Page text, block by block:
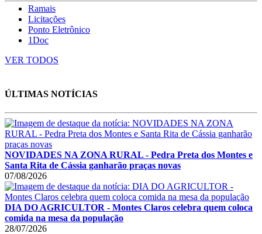
Ramais
Licitações
Ponto Eletrônico
1Doc
VER TODOS
ÚLTIMAS NOTÍCIAS
NOVIDADES NA ZONA RURAL - Pedra Preta dos Montes e
Santa Rita de Cássia ganharão praças novas
07/08/2026
DIA DO AGRICULTOR - Montes Claros celebra quem coloca
comida na mesa da população
28/07/2026